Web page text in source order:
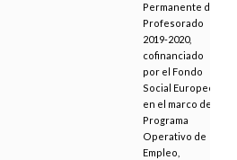
Permanente del
Profesorado
2019-2020,
cofinanciado
por el Fondo
Social Europeo
en el marco del
Programa
Operativo de
Empleo,